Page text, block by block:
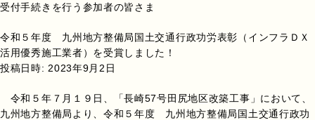
受付手続きを行う参加者の皆さま
令和５年度 九州地方整備局国土交通行政功労表彰（インフラＤＸ
活用優秀施工業者）を受賞しました！
投稿日時: 2023年9月2日
令和５年７月１９日、「長崎57号田尻地区改築工事」において、
九州地方整備局より、令和５年度 九州地方整備局国土交通行政功